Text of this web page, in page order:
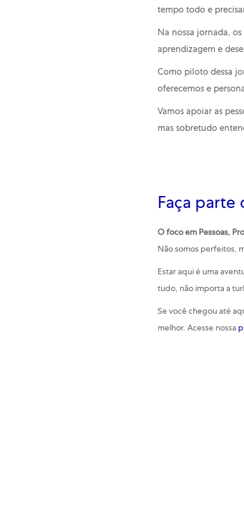
tempo todo e
Na nossa jornada,
aprendizagem e
Como piloto dessa
oferecemos e
Vamos apoiar as
mas sobretudo
Faça parte
O foco em Pessoas,
Não somos perfeitos,
Estar aqui é uma
tudo, não importa a
Se você chegou até
melhor. Acesse nossa